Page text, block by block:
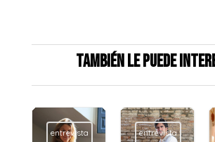
También le puede
entrevista
Blog